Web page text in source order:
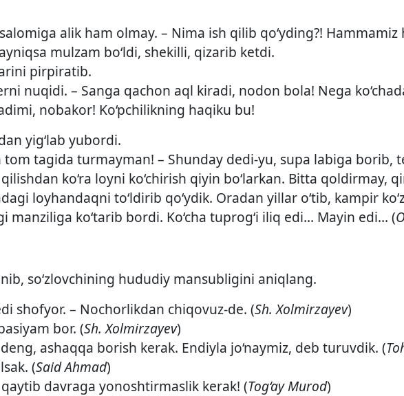
alik ham olmay. – Nima ish qilib qo‘yding?!
mulzam bo‘ldi, shekilli, qizarib ketdi.
pirpiratib.
nuqidi. – Sanga qachon aql kiradi, nodon bola! Nega
nobakor! Ko‘pchilikning haqiku bu!
yig‘lab yubordi.
tagida turmayman! – Shunday dedi-yu, supa labiga borib,
ko‘ra loyni ko‘chirish qiyin bo‘larkan. Bitta qoldirmay,
loyhandaqni to‘ldirib qo‘ydik. Oradan yillar o‘tib, kampir
manziliga ko‘tarib bordi. Ko‘cha tuprog‘i iliq edi… Mayin edi… (
so‘zlovchining hududiy mansubligini aniqlang.
shofyor. – Nochorlikdan chiqovuz-de. (Sh. Xolmirzayev)
bor. (Sh. Xolmirzayev)
ashaqqa borish kerak. Endiyla jo‘naymiz, deb turuvdik. (
(Said Ahmad)
davraga yonoshtirmaslik kerak! (Tog‘ay Murod)